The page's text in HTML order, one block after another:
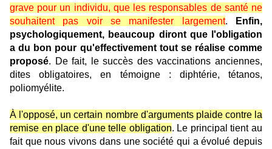
grave pour un individu, que les responsables de santé ne
souhaitent pas voir se manifester largement.
Enfin,
psychologiquement, beaucoup diront que l'obligation
a du bon pour qu'effectivement tout se réalise comme
proposé. De fait, le succès des vaccinations anciennes,
dites obligatoires, en témoigne : diphtérie, tétanos,
poliomyélite.
À l'opposé, un certain nombre d'arguments plaide contre la
remise en place d'une telle obligation. Le principal tient au
fait que nous vivons dans une société qui a évolué depuis